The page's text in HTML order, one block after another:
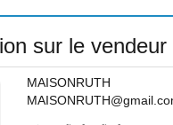
sur le vendeur
MAISONRUTH